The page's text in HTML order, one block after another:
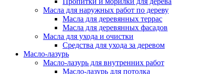
Масла для наружных работ по дереву
Масла для деревянных террас
Масла для деревянных фасадов
Масла для ухода и очистки
Средства для ухода за деревом
Масло-лазурь
Масло-лазурь для внутренних работ
Масло-лазурь для потолка